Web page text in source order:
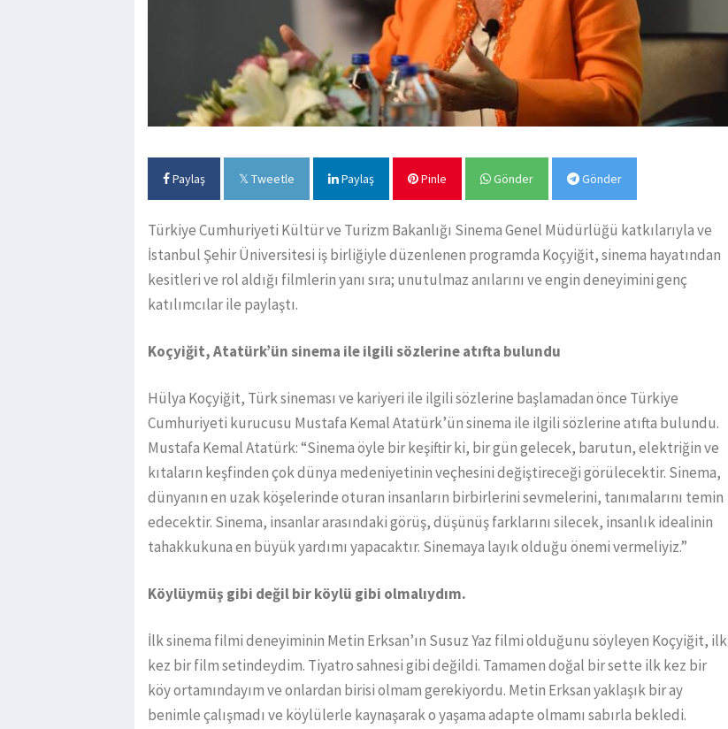
Paylaş Tweetle Paylaş Pinle Gönder Gönder
Türkiye Cumhuriyeti Kültür ve Turizm Bakanlığı Sinema Genel Müdürlüğü katkılarıyla ve
İstanbul Şehir Üniversitesi iş birliğiyle düzenlenen programda Koçyiğit, sinema hayatından
kesitleri ve rol aldığı filmlerin yanı sıra; unutulmaz anılarını ve engin deneyimini genç
katılımcılar ile paylaştı.
Koçyiğit, Atatürk’ün sinema ile ilgili sözlerine atıfta bulundu
Hülya Koçyiğit, Türk sineması ve kariyeri ile ilgili sözlerine başlamadan önce Türkiye
Cumhuriyeti kurucusu Mustafa Kemal Atatürk’ün sinema ile ilgili sözlerine atıfta bulundu.
Mustafa Kemal Atatürk: “Sinema öyle bir keşiftir ki, bir gün gelecek, barutun, elektriğin ve
kıtaların keşfinden çok dünya medeniyetinin veçhesini değiştireceği görülecektir. Sinema,
dünyanın en uzak köşelerinde oturan insanların birbirlerini sevmelerini, tanımalarını temin
edecektir. Sinema, insanlar arasındaki görüş, düşünüş farklarını silecek, insanlık idealinin
tahakkukuna en büyük yardımı yapacaktır. Sinemaya layık olduğu önemi vermeliyiz.”
Köylüymüş gibi değil bir köylü gibi olmalıydım.
İlk sinema filmi deneyiminin Metin Erksan’ın Susuz Yaz filmi olduğunu söyleyen Koçyiğit, ilk
kez bir film setindeydim. Tiyatro sahnesi gibi değildi. Tamamen doğal bir sette ilk kez bir
köy ortamındayım ve onlardan birisi olmam gerekiyordu. Metin Erksan yaklaşık bir ay
benimle çalışmadı ve köylülerle kaynaşarak o yaşama adapte olmamı sabırla bekledi.